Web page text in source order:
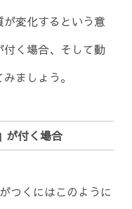
変化するという意
く場合、そして動
ましょう。
が付く場合
つくにはこのように